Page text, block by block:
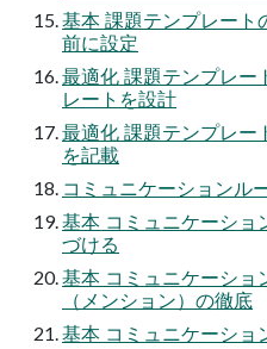
基本 課題テンプレート
前に設定
最適化 課題テンプレー
レートを設計
最適化 課題テンプレ
を記載
コミュニケーションル
基本 コミュニケーショ
づける
基本 コミュニケーショ
（メンション）の徹底
基本 コミュニケーショ